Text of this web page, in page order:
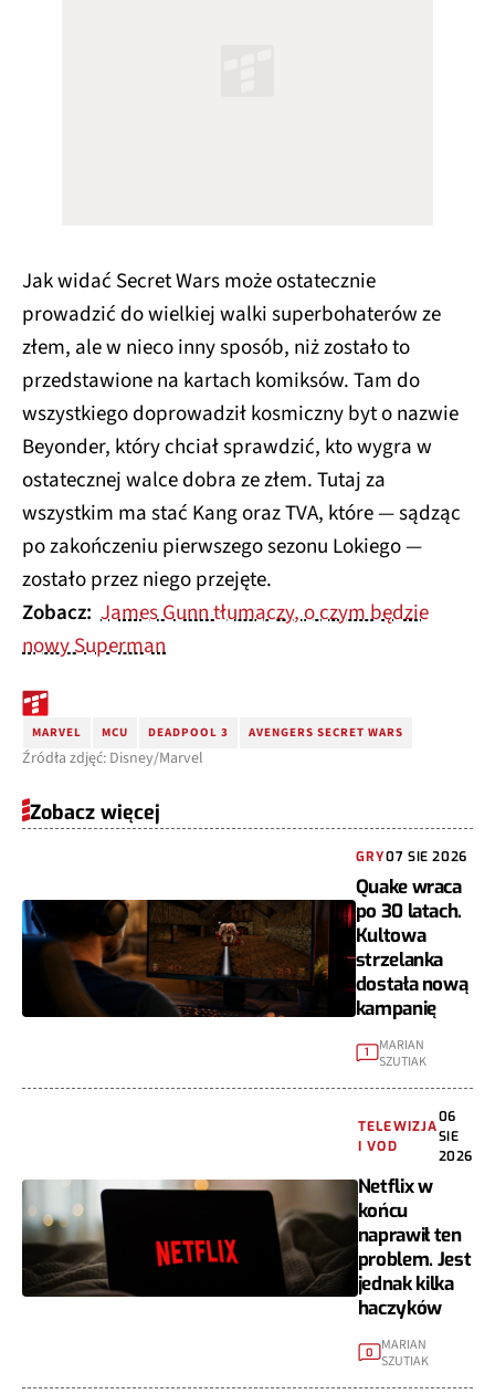
Jak widać Secret Wars może ostatecznie
prowadzić do wielkiej walki superbohaterów ze
złem, ale w nieco inny sposób, niż zostało to
przedstawione na kartach komiksów. Tam do
wszystkiego doprowadził kosmiczny byt o nazwie
Beyonder, który chciał sprawdzić, kto wygra w
ostatecznej walce dobra ze złem. Tutaj za
wszystkim ma stać Kang oraz TVA, które — sądząc
po zakończeniu pierwszego sezonu Lokiego —
zostało przez niego przejęte.
Zobacz: James Gunn tłumaczy, o czym będzie
nowy Superman
MARVEL MCU DEADPOOL 3 AVENGERS SECRET WARS
Źródła zdjęć: Disney/Marvel
Zobacz więcej
GRY07 SIE 2026
Quake wraca
po 30 latach.
Kultowa
strzelanka
dostała nową
kampanię
1
MARIAN
SZUTIAK
TELEWIZJA
I VOD
06
SIE
2026
Netflix w
końcu
naprawił ten
problem. Jest
jednak kilka
haczyków
0
MARIAN
SZUTIAK